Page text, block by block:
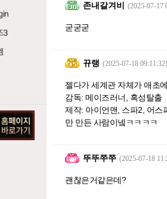
3
존내갈겨비 (2025-07-17
굳굳굳
뀨랭 (2025-07-18 09:11:32)
젤다가 세계관 자체가 애초
감독: 메이즈러너, 혹성탈출
제작: 아이언맨, 스파2, 어스
만 만든 사람이넼ㅋㅋㅋㅋ
뚜뚜쭈쭈 (2025-07-18
괜찮은거같은데?